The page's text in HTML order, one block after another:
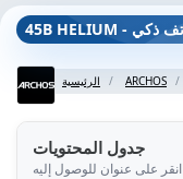
الرئيسية ARCHOS
جدول المحتويات
انقر على عنوان للوصول إليه